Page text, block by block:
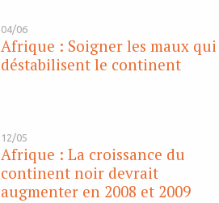
04/06
Afrique : Soigner les maux qui
déstabilisent le continent
12/05
Afrique : La croissance du
continent noir devrait
augmenter en 2008 et 2009